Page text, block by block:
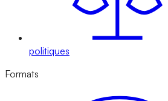
politiques
Formats